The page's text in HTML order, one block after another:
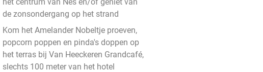
de zonsondergang op het strand
Kom het Amelander Nobeltje proeven,
popcorn poppen en pinda's doppen op
het terras bij Van Heeckeren Grandcafé,
slechts 100 meter van het hotel